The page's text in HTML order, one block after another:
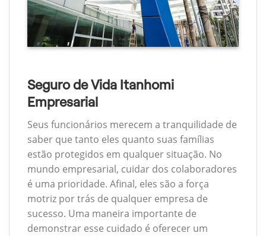
Seguro de Vida Itanhomi
Empresarial
Seus funcionários merecem a tranquilidade de
saber que tanto eles quanto suas famílias
estão protegidos em qualquer situação. No
mundo empresarial, cuidar dos colaboradores
é uma prioridade. Afinal, eles são a força
motriz por trás de qualquer empresa de
sucesso. Uma maneira importante de
demonstrar esse cuidado é oferecer um